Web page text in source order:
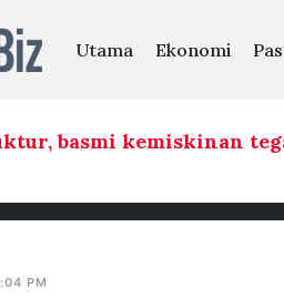
Utama Ekonomi
basmi kemiskinan
PM